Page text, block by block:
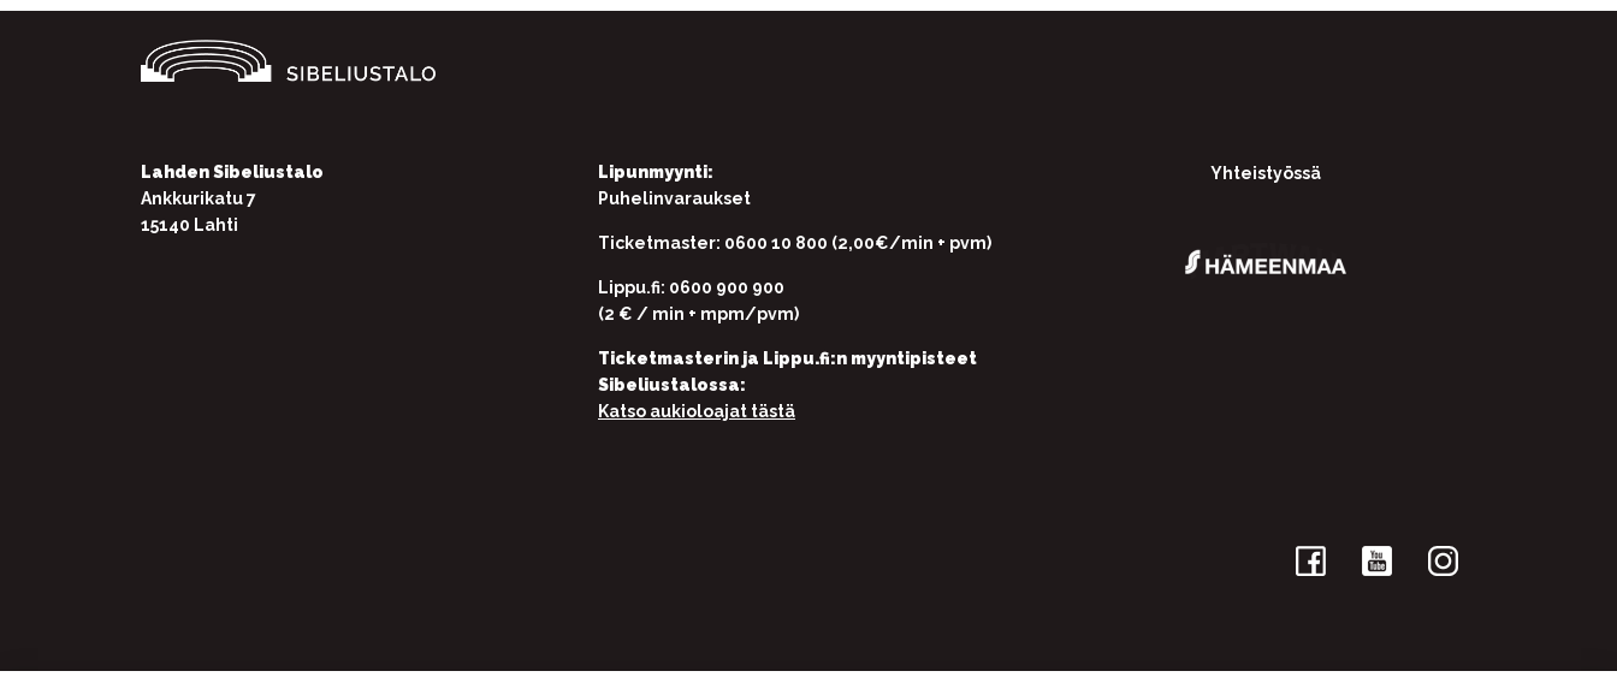
Lahden Sibeliustalo
Ankkurikatu 7
15140 Lahti
Lipunmyynti:
Puhelinvaraukset
Ticketmaster: 0600 10 800 (2,00€/min + pvm)
Lippu.fi: 0600 900 900
(2 € / min + mpm/pvm)
Ticketmasterin ja Lippu.fi:n myyntipisteet
Sibeliustalossa:
Katso aukioloajat tästä
Yhteistyössä